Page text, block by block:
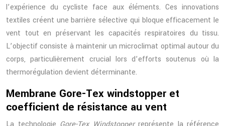
l’expérience du cycliste face aux éléments. Ces innovations
textiles créent une barrière sélective qui bloque efficacement le
vent tout en préservant les capacités respiratoires du tissu.
L’objectif consiste à maintenir un microclimat optimal autour du
corps, particulièrement crucial lors d’efforts soutenus où la
thermorégulation devient déterminante.
Membrane Gore-Tex windstopper et
coefficient de résistance au vent